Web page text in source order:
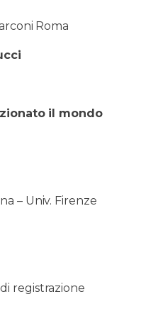
Roma
il mondo
– Univ. Firenze
registrazione